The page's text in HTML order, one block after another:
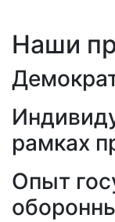
Наши
рамках
Опыт